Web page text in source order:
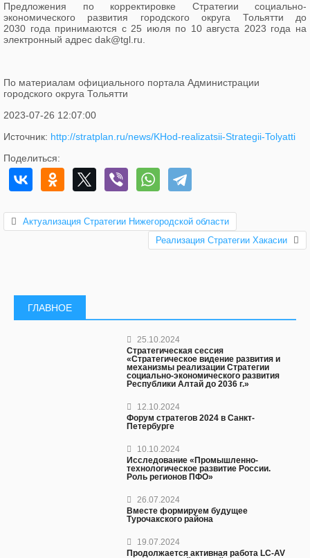
Предложения по корректировке Стратегии социально-
экономического развития городского округа Тольятти до
2030 года принимаются с 25 июля по 10 августа 2023 года на
электронный адрес dak@tgl.ru.
По материалам официального портала Администрации
городского округа Тольятти
2023-07-26 12:07:00
Источник: http://stratplan.ru/news/KHod-realizatsii-Strategii-Tolyatti
Поделиться:
Актуализация Стратегии Нижегородской области
Реализация Стратегии Хакасии
ГЛАВНОЕ
25.10.2024
Стратегическая сессия
«Стратегическое видение развития и
механизмы реализации Стратегии
социально-экономического развития
Республики Алтай до 2036 г.»
12.10.2024
Форум стратегов 2024 в Санкт-
Петербурге
10.10.2024
Исследование «Промышленно-
технологическое развитие России.
Роль регионов ПФО»
26.07.2024
Вместе формируем будущее
Турочакского района
19.07.2024
Продолжается активная работа LC-AV